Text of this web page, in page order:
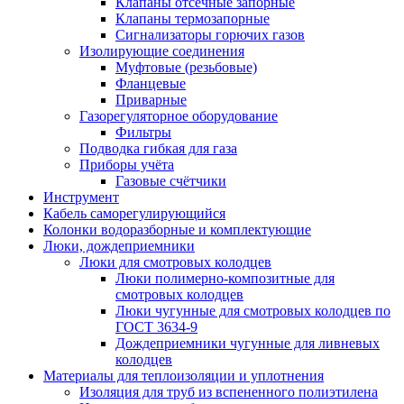
Клапаны термозапорные
Сигнализаторы горючих газов
Изолирующие соединения
Муфтовые (резьбовые)
Фланцевые
Приварные
Газорегуляторное оборудование
Фильтры
Подводка гибкая для газа
Приборы учёта
Газовые счётчики
Инструмент
Кабель саморегулирующийся
Колонки водоразборные и комплектующие
Люки, дождеприемники
Люки для смотровых колодцев
Люки полимерно-композитные для
смотровых колодцев
Люки чугунные для смотровых колодцев по
ГОСТ 3634-9
Дождеприемники чугунные для ливневых
колодцев
Материалы для теплоизоляции и уплотнения
Изоляция для труб из вспененного полиэтилена